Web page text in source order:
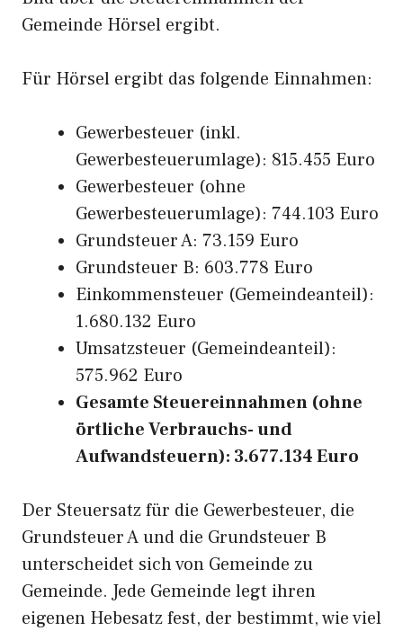
Gemeinde Hörsel ergibt.
Für Hörsel ergibt das folgende Einnahmen:
Gewerbesteuer (inkl.
Gewerbesteuerumlage): 815.455 Euro
Gewerbesteuer (ohne
Gewerbesteuerumlage): 744.103 Euro
Grundsteuer A: 73.159 Euro
Grundsteuer B: 603.778 Euro
Einkommensteuer (Gemeindeanteil):
1.680.132 Euro
Umsatzsteuer (Gemeindeanteil):
575.962 Euro
Gesamte Steuereinnahmen (ohne
örtliche Verbrauchs- und
Aufwandsteuern): 3.677.134 Euro
Der Steuersatz für die Gewerbesteuer, die
Grundsteuer A und die Grundsteuer B
unterscheidet sich von Gemeinde zu
Gemeinde. Jede Gemeinde legt ihren
eigenen Hebesatz fest, der bestimmt, wie viel